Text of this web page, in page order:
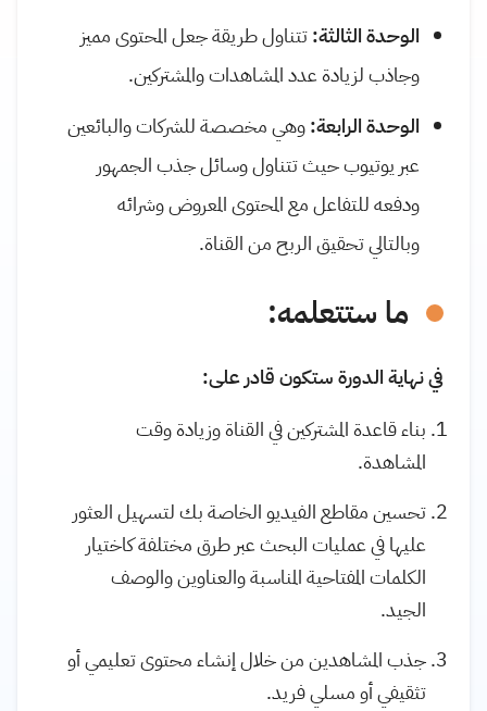
الوحدة الثالثة:تتناول طريقة جعل المحتوى مميز
وجاذب لزيادة عدد المشاهدات والمشتركين.
الوحدة الرابعة:وهي مخصصة للشركات والبائعين
عبر يوتيوب حيث تتناول وسائل جذب الجمهور
ودفعه للتفاعل مع المحتوى المعروض وشرائه
وبالتالي تحقيق الربح من القناة.
ما ستتعلمه:
في نهاية الدورة ستكون قادر على:
بناء قاعدة المشتركين في القناة وزيادة وقت
المشاهدة.
تحسين مقاطع الفيديو الخاصة بك لتسهيل العثور
عليها في عمليات البحث عبر طرق مختلفة كاختيار
الكلمات المفتاحية المناسبة والعناوين والوصف
الجيد.
جذب المشاهدين من خلال إنشاء محتوى تعليمي أو
تثقيفي أو مسلي فريد.